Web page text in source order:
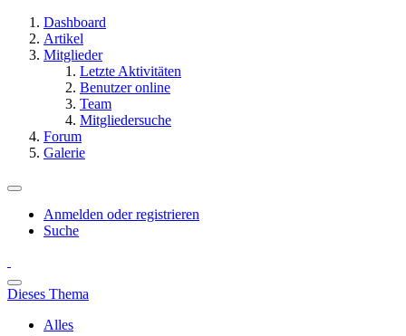
Dashboard
Artikel
Mitglieder
Letzte Aktivitäten
Benutzer online
Team
Mitgliedersuche
Forum
Galerie
Anmelden oder registrieren
Suche
Dieses Thema
Alles